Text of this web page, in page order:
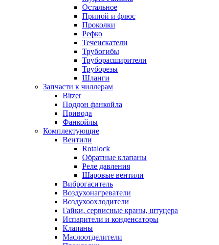
Остальное
Припой и флюс
Проколки
Рефко
Течеискатели
Трубогибы
Труборасширители
Труборезы
Шланги
Запчасти к чиллерам
Bitzer
Поддон фанкойла
Привода
Фанкойлы
Комплектующие
Вентили
Rotalock
Обратные клапаны
Реле давления
Шаровые вентили
Виброгаситель
Воздухонагреватели
Воздухоохлодители
Гайки, сервисные краны, штуцера
Испарители и конденсаторы
Клапаны
Маслоотделители